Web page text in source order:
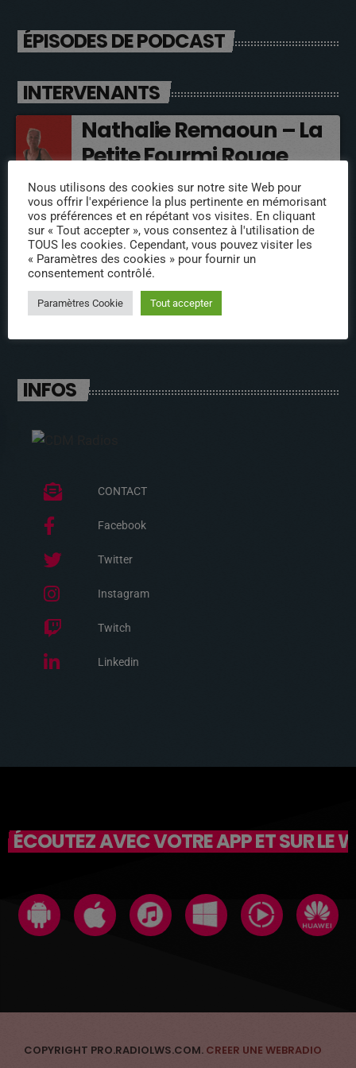
ÉPISODES DE PODCAST
INTERVENANTS
Nathalie Remaoun – La
Petite Fourmi Rouge
Aurélie et Anne des
Viviers de Castelnau de
Médoc
Olivier Cacheur
INFOS
CONTACT
Facebook
Twitter
Instagram
Twitch
Linkedin
ÉCOUTEZ AVEC VOTRE APP ET SUR LE
COPYRIGHT PRO.RADIOLWS.COM. CREER UNE WEBRADIO
Nous utilisons des cookies sur notre site Web pour
vous offrir l'expérience la plus pertinente en mémorisant
vos préférences et en répétant vos visites. En cliquant
sur « Tout accepter », vous consentez à l'utilisation de
TOUS les cookies. Cependant, vous pouvez visiter les
« Paramètres des cookies » pour fournir un
consentement contrôlé.
Paramètres Cookie Tout accepter